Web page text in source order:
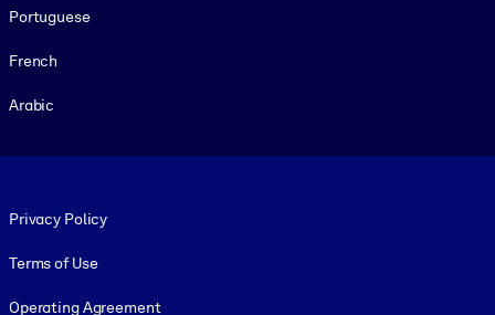
Portuguese
French
Arabic
Privacy Policy
Terms of Use
Operating Agreement